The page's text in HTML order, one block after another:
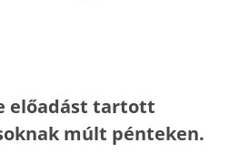
előadást tartott
múlt pénteken.